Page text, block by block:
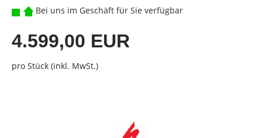
Bei uns im Geschäft für Sie verfügbar
4.599,00 EUR
pro Stück (inkl. MwSt.)